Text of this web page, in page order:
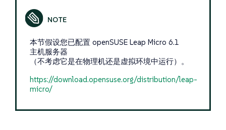
本节假设您已配置 openSUSE Leap Micro 6.1
主机服务器
（不考虑它是在物理机还是虚拟环境中运行）。
https://download.opensuse.org/distribution/leap-
micro/